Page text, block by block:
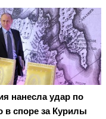
нанесла удар по
в споре за Курилы